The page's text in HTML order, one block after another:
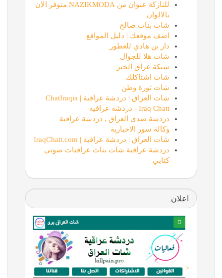
للنازكة عنوان من NAZIKMODA متوفر الان
بالالوان
شات بنات صالح
اضف موقعك | دليل المواقع
دار بن هادي للعطور
شات هلا للجوال
شبكة عراق الخير
شات اشتاكلك
شات ثورة وطن
شات العراق | دردشة عراقية | ChatIraqia
Iraq Chatt - دردشة عراقية
دردشة صدى العراق , دردشة عراقية
وكالة سور الاخبارية
شات العراق | دردشة عراقية | IraqChatt.com
دردشة عراقية شات بنات عراقيات صوتي
كتابي
اعلان
<